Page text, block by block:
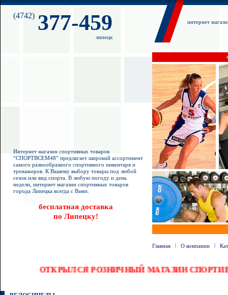
(4742) 377-459
липецк
интернет
Интернет магазин спортивных товаров
“СПОРТВСЕМ48” предлагает широкий ассортимент
самого разнообразного спортивного инвентаря и
тренажеров. К Вашему выбору товары под любой
сезон или вид спорта. В любую погоду и день
недели, интернет магазин спортивных товаров
города Липецка всегда с Вами.
бесплатная доставка
по Липецку!
Главная | О компании |
ОТКРЫЛСЯ РОЗНИЧНЫЙ МАГАЗИН